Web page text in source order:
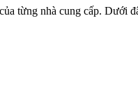
từng nhà cung cấp. Dưới